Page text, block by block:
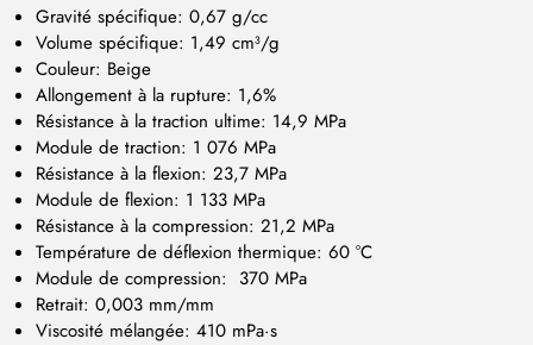
Gravité spécifique: 0,67 g/cc
Volume spécifique: 1,49 cm³/g
Couleur: Beige
Allongement à la rupture: 1,6%
Résistance à la traction ultime: 14,9 MPa
Module de traction: 1 076 MPa
Résistance à la flexion: 23,7 MPa
Module de flexion: 1 133 MPa
Résistance à la compression: 21,2 MPa
Température de déflexion thermique: 60 °C
Module de compression: 370 MPa
Retrait: 0,003 mm/mm
Viscosité mélangée: 410 mPa·s